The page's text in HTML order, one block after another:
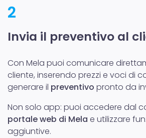
2
Invia il preventivo al
Con Mela puoi comunicare
cliente, inserendo prezzi e voci di
generare il preventivo pronto da
Non solo app: puoi accedere dal
portale web di Mela e utilizzare
aggiuntive.